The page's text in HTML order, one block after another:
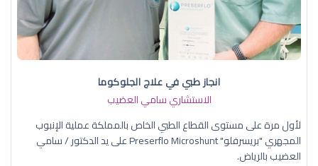
انجاز طبي في علاج الجلوكوما
الاستشاري سامي العضيب
لأول مرة على مستوى القطاع الطبي الخاص بالمملكة عملية الإنبوب
المجهري "بريسرفلو" Preserflo Microshunt على يد الدكتور / سامي
العضيب بالرياض.